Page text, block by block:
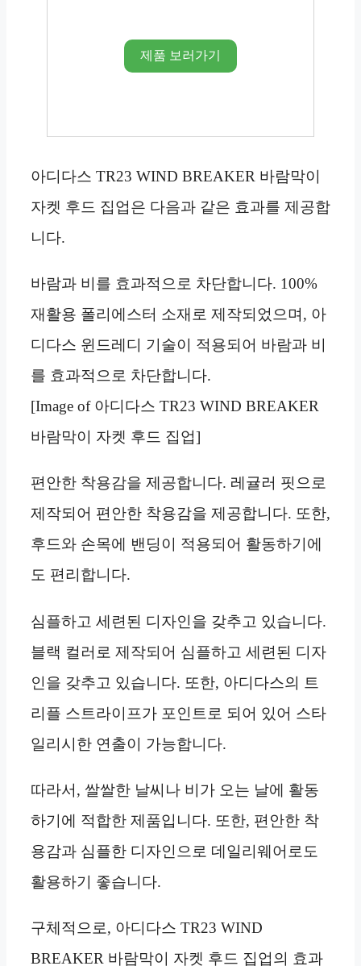
제품 보러가기
아디다스 TR23 WIND BREAKER 바람막이
자켓 후드 집업은 다음과 같은 효과를 제공합
니다.
바람과 비를 효과적으로 차단합니다. 100%
재활용 폴리에스터 소재로 제작되었으며, 아
디다스 윈드레디 기술이 적용되어 바람과 비
를 효과적으로 차단합니다.
[Image of 아디다스 TR23 WIND BREAKER
바람막이 자켓 후드 집업]
편안한 착용감을 제공합니다. 레귤러 핏으로
제작되어 편안한 착용감을 제공합니다. 또한,
후드와 손목에 밴딩이 적용되어 활동하기에
도 편리합니다.
심플하고 세련된 디자인을 갖추고 있습니다.
블랙 컬러로 제작되어 심플하고 세련된 디자
인을 갖추고 있습니다. 또한, 아디다스의 트
리플 스트라이프가 포인트로 되어 있어 스타
일리시한 연출이 가능합니다.
따라서, 쌀쌀한 날씨나 비가 오는 날에 활동
하기에 적합한 제품입니다. 또한, 편안한 착
용감과 심플한 디자인으로 데일리웨어로도
활용하기 좋습니다.
구체적으로, 아디다스 TR23 WIND
BREAKER 바람막이 자켓 후드 집업의 효과